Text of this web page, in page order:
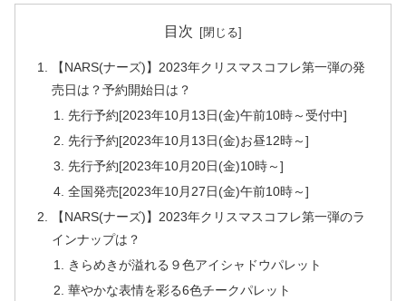
目次
【NARS(ナーズ)】2023年クリスマスコフレ第一弾の発
売日は？予約開始日は？
先行予約[2023年10月13日(金)午前10時～受付中]
先行予約[2023年10月13日(金)お昼12時～]
先行予約[2023年10月20日(金)10時～]
全国発売[2023年10月27日(金)午前10時～]
【NARS(ナーズ)】2023年クリスマスコフレ第一弾のラ
インナップは？
きらめきが溢れる９色アイシャドウパレット
華やかな表情を彩る6色チークパレット